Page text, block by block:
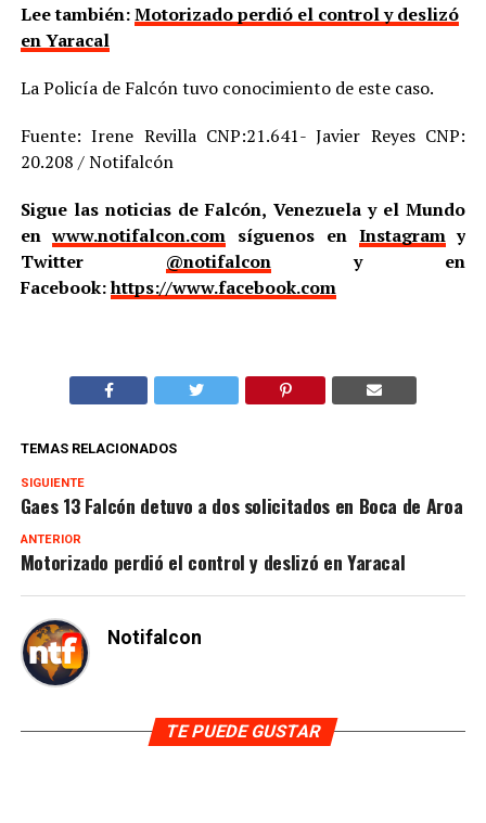
Lee también:Motorizado perdió el control y deslizó
en Yaracal
La Policía de Falcón tuvo conocimiento de este caso.
Fuente: Irene Revilla CNP:21.641- Javier Reyes CNP:
20.208 / Notifalcón
Sigue las noticias de Falcón, Venezuela y el Mundo
enwww.notifalcon.com síguenos en Instagramy
Twitter @notifalcony en
Facebook:https://www.facebook.com
TEMAS RELACIONADOS
SIGUIENTE
Gaes 13 Falcón detuvo a dos solicitados en Boca de Aroa
ANTERIOR
Motorizado perdió el control y deslizó en Yaracal
Notifalcon
TE PUEDE GUSTAR